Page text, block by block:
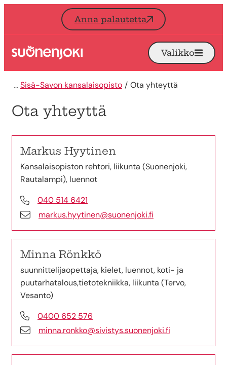
Siirry sisältöön
Anna palautetta
Etusivu Avaa
Valikko
Sisä-Savon kansalaisopisto Ota yhteyttä
Ota yhteyttä
Markus Hyytinen
Kansalaisopiston rehtori, liikunta (Suonenjoki,
Rautalampi), luennot
040 514 6421
markus.hyytinen@suonenjoki.fi
Minna Rönkkö
suunnittelijaopettaja, kielet, luennot, koti- ja
puutarhatalous,tietotekniikka, liikunta (Tervo,
Vesanto)
0400 652 576
minna.ronkko@sivistys.suonenjoki.fi